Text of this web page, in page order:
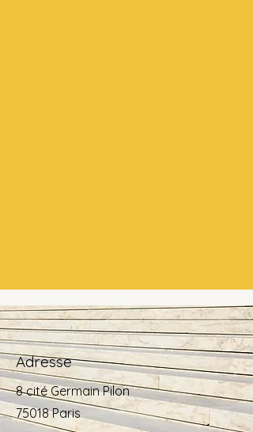
Adresse
8 cité Germain Pilon
75018 Paris